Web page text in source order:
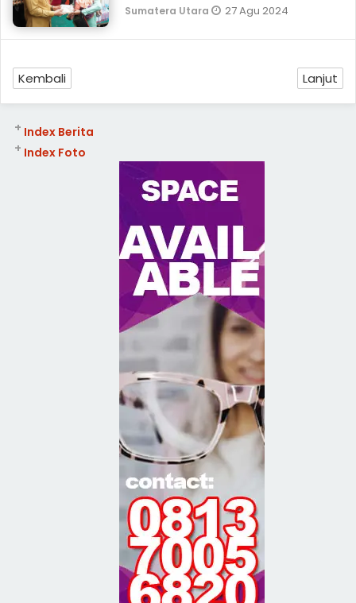
Sumatera Utara 27 Agu 2024
Kembali Lanjut
Index Berita
+
Index Foto
+